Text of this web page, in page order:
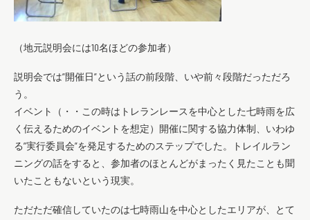
（地元説明会には10名ほどの参加者）
説明会では”開催日”という話の前段階、いや前々段階だっただろ
う。
イベント（・・この時はトレランレースを中心とした七時雨を広
く伝えるためのイベントを想定）開催に関する協力体制、いわゆ
る”実行委員会”を発足するためのステップでした。トレイルラン
ニングの話をすると、参加者のほとんどがまったく見たことも聞
いたこともないという現実。
ただただ確信していたのは七時雨山を中心としたエリアが、とて